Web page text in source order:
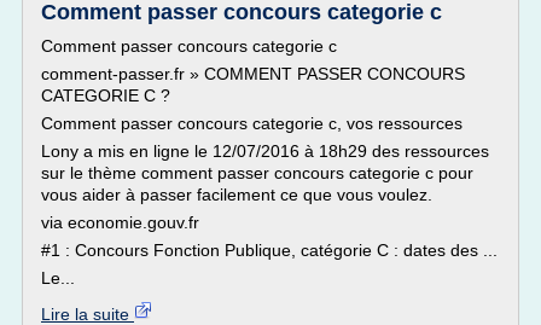
Comment passer concours categorie c
Comment passer concours categorie c
comment-passer.fr » COMMENT PASSER CONCOURS
CATEGORIE C ?
Comment passer concours categorie c, vos ressources
Lony a mis en ligne le 12/07/2016 à 18h29 des ressources
sur le thème comment passer concours categorie c pour
vous aider à passer facilement ce que vous voulez.
via economie.gouv.fr
#1 : Concours Fonction Publique, catégorie C : dates des ...
Le...
Lire la suite